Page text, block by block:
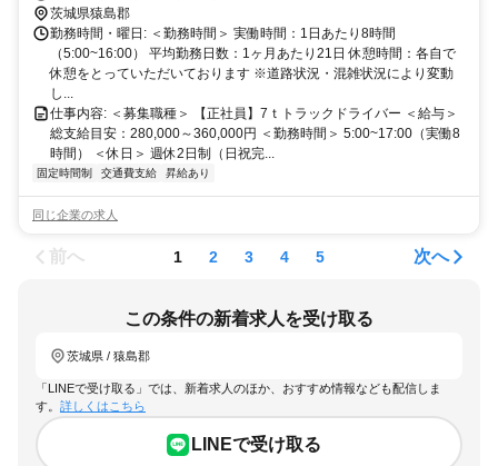
近 ・駐車場あり
茨城県猿島郡
勤務時間・曜日: ＜勤務時間＞ 実働時間：1日あたり8時間
（5:00~16:00） 平均勤務日数：1ヶ月あたり21日 休憩時間：各自で
休憩をとっていただいております ※道路状況・混雑状況により変動
し...
仕事内容: ＜募集職種＞ 【正社員】7ｔトラックドライバー ＜給与＞
総支給目安：280,000～360,000円 ＜勤務時間＞ 5:00~17:00（実働8
時間） ＜休日＞ 週休2日制（日祝完...
固定時間制 交通費支給 昇給あり
同じ企業の求人
前へ 1 2 3 4 5 次へ
この条件の新着求人を受け取る
茨城県 / 猿島郡
「LINEで受け取る」では、新着求人のほか、おすすめ情報なども配信しま
す。 詳しくはこちら
LINEで受け取る